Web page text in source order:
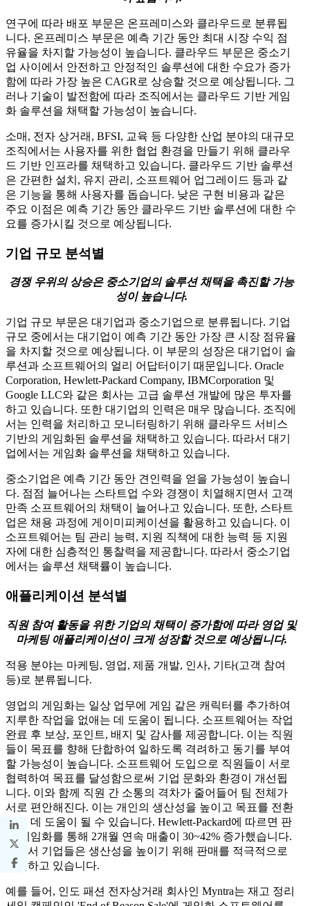
연구에 따라 배포 부문은 온프레미스와 클라우드로 분류됩
니다. 온프레미스 부문은 예측 기간 동안 최대 시장 수익 점
유율을 차지할 가능성이 높습니다. 클라우드 부문은 중소기
업 사이에서 안전하고 안정적인 솔루션에 대한 수요가 증가
함에 따라 가장 높은 CAGR로 상승할 것으로 예상됩니다. 그
러나 기술이 발전함에 따라 조직에서는 클라우드 기반 게임
화 솔루션을 채택할 가능성이 높습니다.
소매, 전자 상거래, BFSI, 교육 등 다양한 산업 분야의 대규모
조직에서는 사용자를 위한 협업 환경을 만들기 위해 클라우
드 기반 인프라를 채택하고 있습니다. 클라우드 기반 솔루션
은 간편한 설치, 유지 관리, 소프트웨어 업그레이드 등과 같
은 기능을 통해 사용자를 돕습니다. 낮은 구현 비용과 같은
주요 이점은 예측 기간 동안 클라우드 기반 솔루션에 대한 수
요를 증가시킬 것으로 예상됩니다.
기업 규모 분석별
경쟁 우위의 상승은 중소기업의 솔루션 채택을 촉진할 가능
성이 높습니다.
기업 규모 부문은 대기업과 중소기업으로 분류됩니다. 기업
규모 중에서는 대기업이 예측 기간 동안 가장 큰 시장 점유율
을 차지할 것으로 예상됩니다. 이 부문의 성장은 대기업이 솔
루션과 소프트웨어의 얼리 어답터이기 때문입니다. Oracle
Corporation, Hewlett-Packard Company, IBMCorporation 및
Google LLC와 같은 회사는 고급 솔루션 개발에 많은 투자를
하고 있습니다. 또한 대기업의 인력은 매우 많습니다. 조직에
서는 인력을 처리하고 모니터링하기 위해 클라우드 서비스
기반의 게임화된 솔루션을 채택하고 있습니다. 따라서 대기
업에서는 게임화 솔루션을 채택하고 있습니다.
중소기업은 예측 기간 동안 견인력을 얻을 가능성이 높습니
다. 점점 늘어나는 스타트업 수와 경쟁이 치열해지면서 고객
만족 소프트웨어의 채택이 늘어나고 있습니다. 또한, 스타트
업은 채용 과정에 게이미피케이션을 활용하고 있습니다. 이
소프트웨어는 팀 관리 능력, 지원 직책에 대한 능력 등 지원
자에 대한 심층적인 통찰력을 제공합니다. 따라서 중소기업
에서는 솔루션 채택률이 높습니다.
애플리케이션 분석별
직원 참여 활동을 위한 기업의 채택이 증가함에 따라 영업 및
마케팅 애플리케이션이 크게 성장할 것으로 예상됩니다.
적용 분야는 마케팅, 영업, 제품 개발, 인사, 기타(고객 참여
등)로 분류됩니다.
영업의 게임화는 일상 업무에 게임 같은 캐릭터를 추가하여
지루한 작업을 없애는 데 도움이 됩니다. 소프트웨어는 작업
완료 후 보상, 포인트, 배지 및 감사를 제공합니다. 이는 직원
들이 목표를 향해 단합하여 일하도록 격려하고 동기를 부여
할 가능성이 높습니다. 소프트웨어 도입으로 직원들이 서로
협력하여 목표를 달성함으로써 기업 문화와 환경이 개선됩
니다. 이와 함께 직원 간 소통의 격차가 줄어들어 팀 전체가
서로 편안해진다. 이는 개인의 생산성을 높이고 목표를 전환
하는 데 도움이 될 수 있습니다. Hewlett-Packard에 따르면 판
매 게임화를 통해 2개월 연속 매출이 30~42% 증가했습니다.
따라서 기업들은 생산성을 높이기 위해 판매를 적극적으로
채택하고 있습니다.
예를 들어, 인도 패션 전자상거래 회사인 Myntra는 재고 정리